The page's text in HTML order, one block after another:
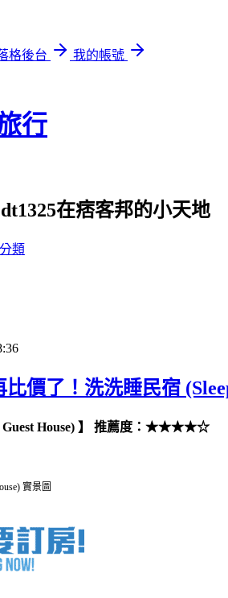
格後台
我的帳號
行
在痞客邦的小天地
類
價了！洗洗睡民宿
Guest House) 】 推薦度：★★★★☆
實景圖